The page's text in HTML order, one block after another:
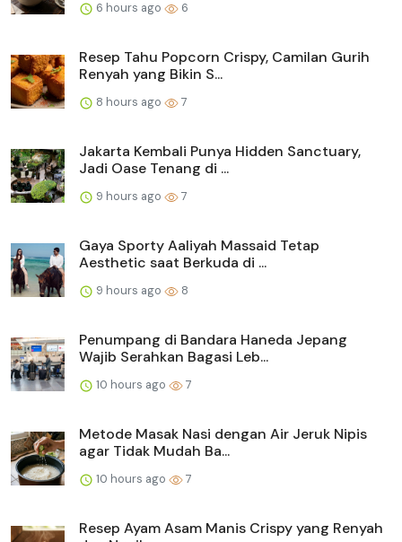
6 hours ago 6
Resep Tahu Popcorn Crispy, Camilan Gurih
Renyah yang Bikin S...
8 hours ago 7
Jakarta Kembali Punya Hidden Sanctuary,
Jadi Oase Tenang di ...
9 hours ago 7
Gaya Sporty Aaliyah Massaid Tetap
Aesthetic saat Berkuda di ...
9 hours ago 8
Penumpang di Bandara Haneda Jepang
Wajib Serahkan Bagasi Leb...
10 hours ago 7
Metode Masak Nasi dengan Air Jeruk Nipis
agar Tidak Mudah Ba...
10 hours ago 7
Resep Ayam Asam Manis Crispy yang Renyah